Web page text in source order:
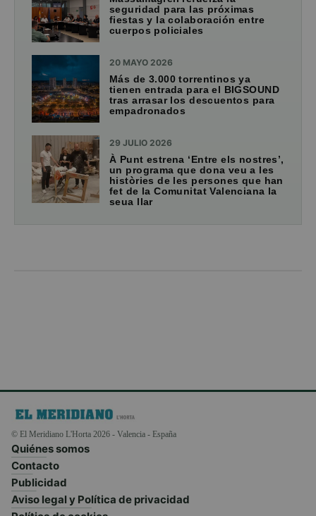
seguridad para las próximas
fiestas y la colaboración entre
cuerpos policiales
20 MAYO 2026
Más de 3.000 torrentinos ya
tienen entrada para el BIGSOUND
tras arrasar los descuentos para
empadronados
29 JULIO 2026
À Punt estrena ‘Entre els nostres’,
un programa que dona veu a les
històries de les persones que han
fet de la Comunitat Valenciana la
seua llar
© El Meridiano L'Horta 2026 - Valencia - España
Quiénes somos
Contacto
Publicidad
Aviso legal y Política de privacidad